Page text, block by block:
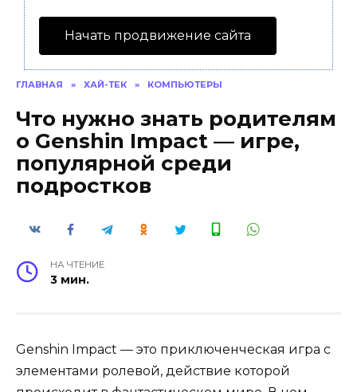
Начать продвижение сайта
ГЛАВНАЯ » ХАЙ-ТЕК » КОМПЬЮТЕРЫ
Что нужно знать родителям
о Genshin Impact — игре,
популярной среди
подростков
НА ЧТЕНИЕ
3 мин.
Genshin Impact — это приключенческая игра с
элементами ролевой, действие которой